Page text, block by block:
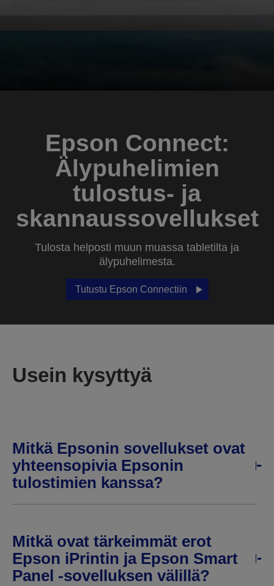
Epson Connect:
Älypuhelimien
tulostus- ja
skannaussovellukset
Tulosta helposti muun muassa tabletilta ja
älypuhelimesta.
Tutustu Epson Connectiin
Usein kysyttyä
Mitkä Epsonin sovellukset ovat
yhteensopivia Epsonin
tulostimien kanssa?
Mitkä ovat tärkeimmät erot
Epson iPrintin ja Epson Smart
Panel -sovelluksen välillä?